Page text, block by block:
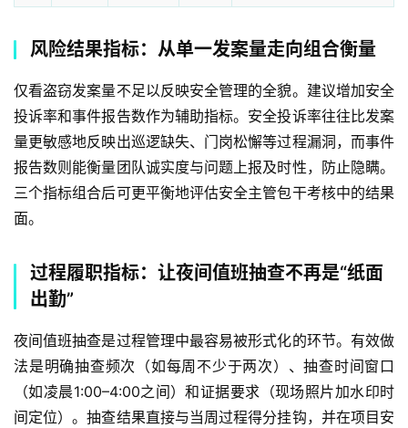
风险结果指标：从单一发案量走向组合衡量
仅看盗窃发案量不足以反映安全管理的全貌。建议增加安全
投诉率和事件报告数作为辅助指标。安全投诉率往往比发案
量更敏感地反映出巡逻缺失、门岗松懈等过程漏洞，而事件
报告数则能衡量团队诚实度与问题上报及时性，防止隐瞒。
三个指标组合后可更平衡地评估安全主管包干考核中的结果
面。
过程履职指标：让夜间值班抽查不再是“纸面
出勤”
夜间值班抽查是过程管理中最容易被形式化的环节。有效做
法是明确抽查频次（如每周不少于两次）、抽查时间窗口
（如凌晨1:00–4:00之间）和证据要求（现场照片加水印时
间定位）。抽查结果直接与当周过程得分挂钩，并在项目安